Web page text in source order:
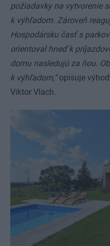
požiadavky na vytvorenie
k výhľadom. Zároveň
Hospodársku časť s
orientoval hneď k
domu nasledujú za ňou.
k výhľadom,“opisuje
Viktor Vlach.